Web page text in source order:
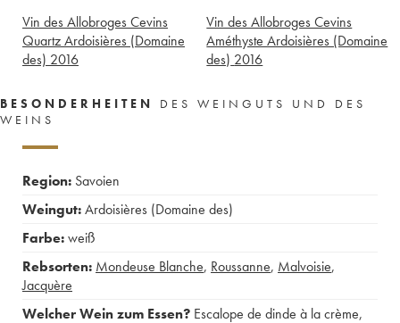
Vin des Allobroges Cevins
Quartz Ardoisières (Domaine
des) 2016
Vin des Allobroges Cevins
Améthyste Ardoisières (Domaine
des) 2016
BESONDERHEITEN
DES WEINGUTS UND DES
WEINS
Region: Savoien
Weingut:Ardoisières (Domaine des)
Farbe:weiß
Rebsorten: Mondeuse Blanche, Roussanne, Malvoisie,
Jacquère
Welcher Wein zum Essen? Escalope de dinde à la crème,